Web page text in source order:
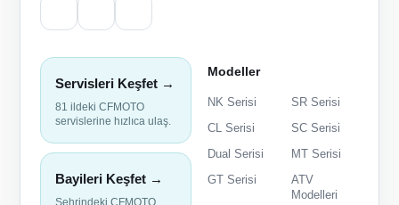
Servisleri Keşfet →
81 ildeki CFMOTO
servislerine hızlıca ulaş.
Bayileri Keşfet →
Modeller
NK Serisi
SR Serisi
CL Serisi
SC Serisi
Dual Serisi
MT Serisi
GT Serisi
ATV
Modelleri